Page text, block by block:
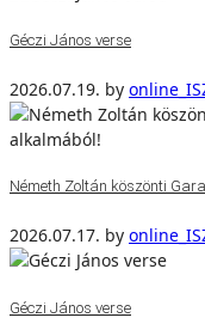
Géczi János verse
2026.07.19. by
Németh Zoltán köszönti
2026.07.17. by
Géczi János verse